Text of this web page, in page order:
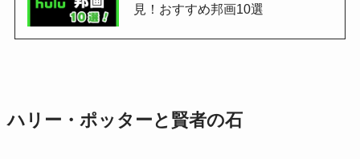
見！おすすめ邦画10選
ハリー・ポッターと賢者の石